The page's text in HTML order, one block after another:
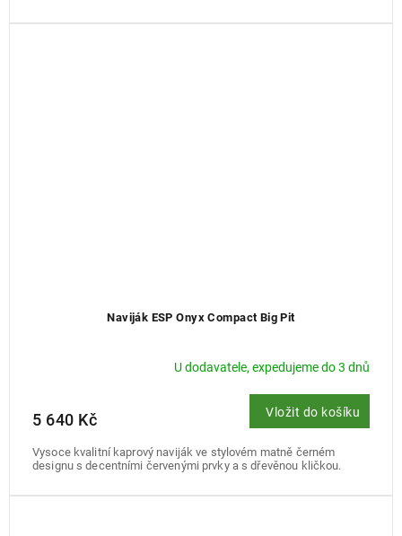
Naviják ESP Onyx Compact Big Pit
U dodavatele, expedujeme do 3 dnů
5 640 Kč Vložit do košíku
Vysoce kvalitní kaprový naviják ve stylovém matně černém
designu s decentními červenými prvky a s dřevěnou kličkou.